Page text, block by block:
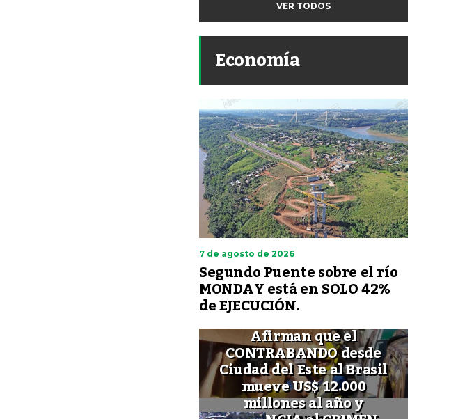
VER TODOS
Economía
7 de agosto de 2026
Segundo Puente sobre el río
MONDAY está en SOLO 42%
de EJECUCIÓN.
Afirman que el
CONTRABANDO desde
Ciudad del Este al Brasil
mueve US$ 12.000
millones al año y